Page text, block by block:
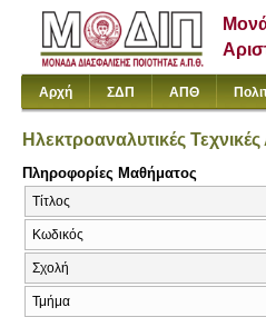
Αρχή ΣΔΠ ΑΠΘ
Ηλεκτροαναλυτικές
Πληροφορίες Μαθήματος
Τίτλος
Κωδικός
Σχολή
Τμήμα